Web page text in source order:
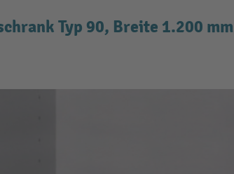
Typ 90, Breite 1.200 mm